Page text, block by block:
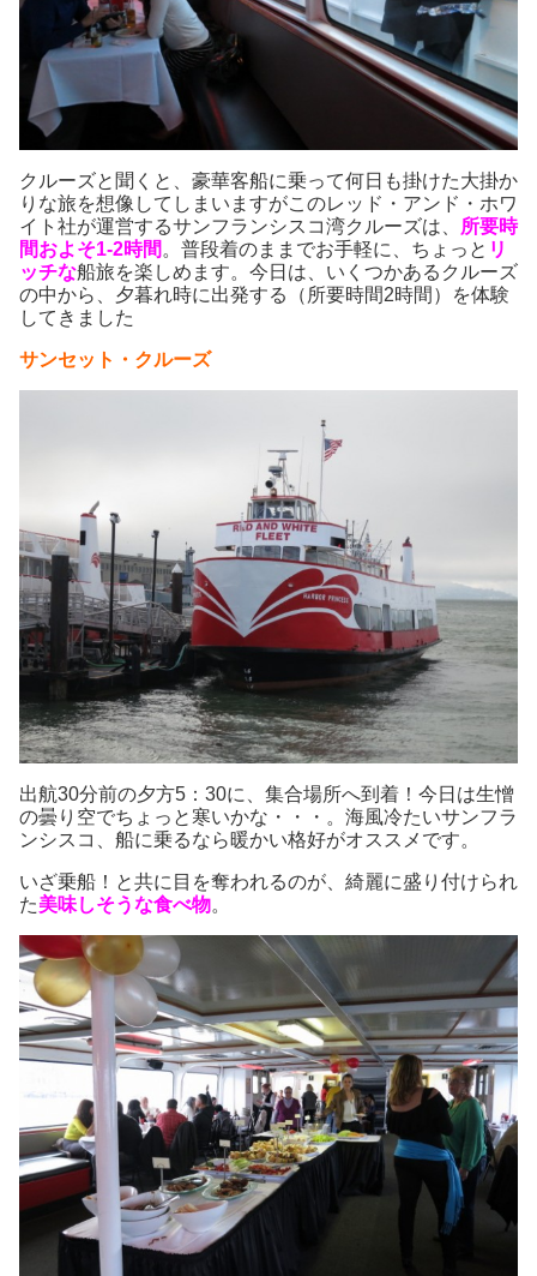
クルーズと聞くと、豪華客船に乗って何日も掛けた大掛か
りな旅を想像してしまいますがこのレッド・アンド・ホワ
イト社が運営するサンフランシスコ湾クルーズは、 所要時
間およそ1-2時間 。普段着のままでお手軽に、ちょっと リ
ッチな船旅を楽しめます。今日は、いくつかあるクルーズ
の中から、夕暮れ時に出発する（所要時間2時間）を体験
してきました
サンセット・クルーズ
出航30分前の夕方5：30に、集合場所へ到着！今日は生憎
の曇り空でちょっと寒いかな・・・。海風冷たいサンフラ
ンシスコ、船に乗るなら暖かい格好がオススメです。
いざ乗船！と共に目を奪われるのが、綺麗に盛り付けられ
た美味しそうな食べ物。